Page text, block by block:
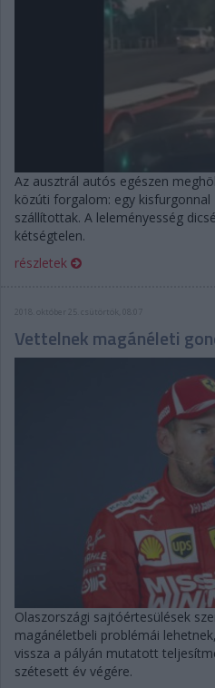
Az ausztrál autós egészen
közúti forgalom: egy
szállítottak. A leleményesség
kétségtelen.
részletek
2018. október 25. csütörtök, 08:07
Vettelnek magánéleti
Olaszországi sajtóértesülések
magánéletbeli problémái
vissza a pályán mutatott
szétesett év végére.